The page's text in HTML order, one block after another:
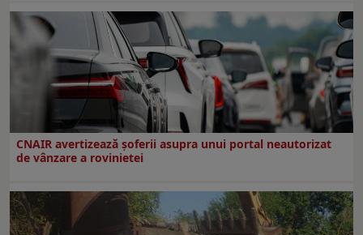
CNAIR avertizează șoferii asupra unui portal neautorizat
de vânzare a rovinietei